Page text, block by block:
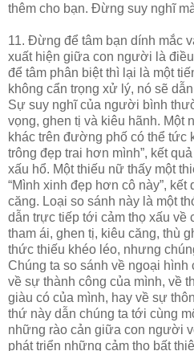
thêm cho bạn. Đừng suy nghĩ
11. Đừng để tâm bạn dính mắc
xuất hiện giữa con người là
để tâm phân biệt thì lại là một
không cẩn trọng xử lý, nó sẽ
Sự suy nghĩ của người bình
vọng, ghen tị và kiêu hãnh. Một
khác trên đường phố có thể tức
trông đẹp trai hơn mình”, kết
xấu hổ. Một thiếu nữ thấy một
“Mình xinh đẹp hơn cô này”,
căng. Loại so sánh này là một
dẫn trực tiếp tới cảm thọ xấu về
tham ái, ghen tị, kiêu căng, thù
thức thiếu khéo léo, nhưng
Chúng ta so sánh về ngoại
về sự thành công của mình, về
giàu có của mình, hay về sự
thứ này dẫn chúng ta tới cùng
những rào cản giữa con người
phát triển những cảm thọ bất